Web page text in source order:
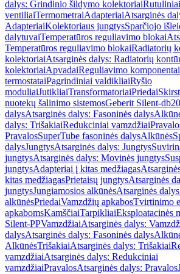
dalys: Grindinio šildymo kolektoriaiRutuliniai
ventiliaiTermometraiAdapteriaiAtsarginės
AdapteriaiKolektoriaus jungtysSparčiojo
dalytuvaiTemperatūros reguliavimo blokai
Temperatūros reguliavimo blokaiRadiatorių
kolektoriaiAtsarginės dalys: Radiatorių
kolektoriaiApvadaiReguliavimo komponentai
termostataiPagrindiniai valdikliaiRyšio
moduliaiJutikliaiTransformatoriaiPriedai
nuotekų šalinimo sistemosGeberit Silent-db20
dalysAtsarginės dalys: Fasoninės dalys
dalys: TrišakiaiRedukciniai vamzdžiai
PravalosSuperTube fasoninės dalysAlkūnės
dalysJungtysAtsarginės dalys: Jungtys
jungtysAtsarginės dalys: Movinės jungtys
jungtysAdapteriai į kitas medžiagas
kitas medžiagasPrietaisų jungtysAtsarginės
jungtysJungiamosios alkūnėsAtsarginės
alkūnėsPriedaiVamzdžių apkabosTvirtinimo
apkabomsKamščiaiTarpikliaiEksploatacinės
Silent-PPVamzdžiaiAtsarginės dalys:
dalysAtsarginės dalys: Fasoninės dalys
AlkūnėsTrišakiaiAtsarginės dalys: Trišakiai
vamzdžiaiAtsarginės dalys: Redukciniai
vamzdžiaiPravalosAtsarginės dalys: Pravalos